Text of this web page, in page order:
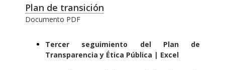
Plan de transición
Documento PDF
Tercer seguimiento del Plan de
Transparencia y Ética Pública | Excel